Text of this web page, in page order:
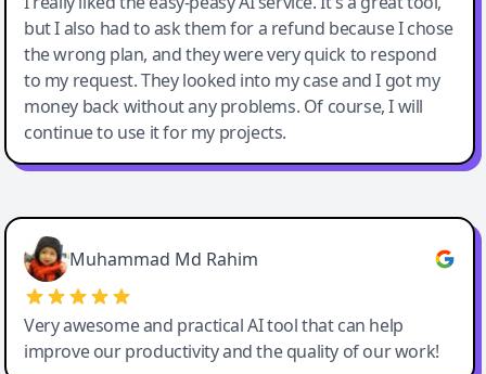
but I also had to ask them for a refund because I chose
the wrong plan, and they were very quick to respond
to my request. They looked into my case and I got my
money back without any problems. Of course, I will
continue to use it for my projects.
Easy-Peasy AI
Muhammad Md Rahim
Very awesome and practical AI tool that can help
improve our productivity and the quality of our work!